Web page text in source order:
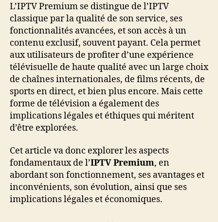
L’IPTV Premium se distingue de l’IPTV
classique par la qualité de son service, ses
fonctionnalités avancées, et son accès à un
contenu exclusif, souvent payant. Cela permet
aux utilisateurs de profiter d’une expérience
télévisuelle de haute qualité avec un large choix
de chaînes internationales, de films récents, de
sports en direct, et bien plus encore. Mais cette
forme de télévision a également des
implications légales et éthiques qui méritent
d’être explorées.
Cet article va donc explorer les aspects
fondamentaux de l’IPTV Premium, en
abordant son fonctionnement, ses avantages et
inconvénients, son évolution, ainsi que ses
implications légales et économiques.